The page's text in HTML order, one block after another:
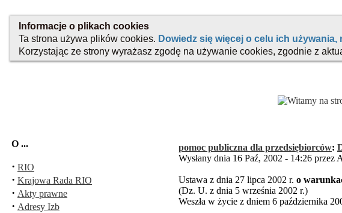
O ...
· RIO
· Krajowa Rada RIO
· Akty prawne
· Adresy Izb
pomoc publiczna dla przedsiębiorców:
Wysłany dnia 16 Paź, 2002 - 14:26 przez
Ustawa z dnia 27 lipca 2002 r. o
(Dz. U. z dnia 5 września 2002 r.)
Weszła w życie z dniem 6 października